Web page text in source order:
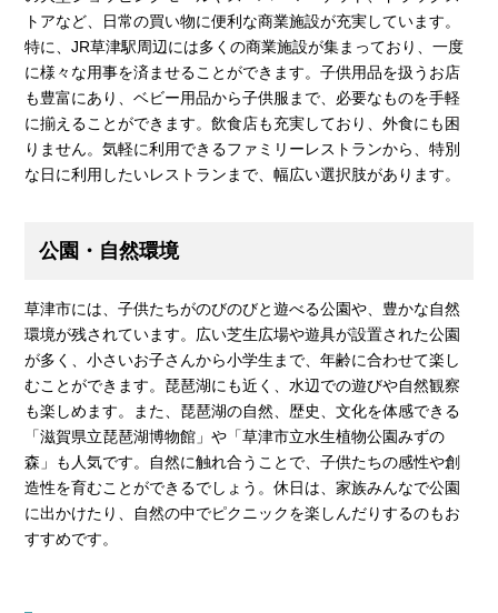
トアなど、日常の買い物に便利な商業施設が充実しています。
特に、JR草津駅周辺には多くの商業施設が集まっており、一度
に様々な用事を済ませることができます。子供用品を扱うお店
も豊富にあり、ベビー用品から子供服まで、必要なものを手軽
に揃えることができます。飲食店も充実しており、外食にも困
りません。気軽に利用できるファミリーレストランから、特別
な日に利用したいレストランまで、幅広い選択肢があります。
公園・自然環境
草津市には、子供たちがのびのびと遊べる公園や、豊かな自然
環境が残されています。広い芝生広場や遊具が設置された公園
が多く、小さいお子さんから小学生まで、年齢に合わせて楽し
むことができます。琵琶湖にも近く、水辺での遊びや自然観察
も楽しめます。また、琵琶湖の自然、歴史、文化を体感できる
「滋賀県立琵琶湖博物館」や「草津市立水生植物公園みずの
森」も人気です。自然に触れ合うことで、子供たちの感性や創
造性を育むことができるでしょう。休日は、家族みんなで公園
に出かけたり、自然の中でピクニックを楽しんだりするのもお
すすめです。